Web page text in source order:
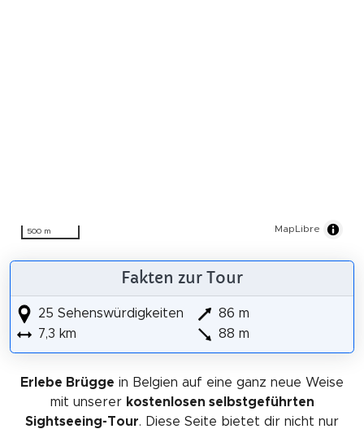
500 m MapLibre
Fakten zur Tour
25 Sehenswürdigkeiten
7,3 km
86 m
88 m
Erlebe Brügge in Belgien auf eine ganz neue Weise
mit unserer kostenlosen selbstgeführten
Sightseeing-Tour. Diese Seite bietet dir nicht nur